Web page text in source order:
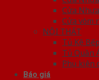
Cửa
Cửa vòm
NỘI THẤT
Tủ Kệ Bếp
Tủ Quần
Phụ kiện
Báo giá